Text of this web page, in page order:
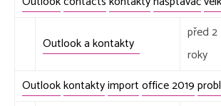
Outlook a kontakty
před 2
roky
Outlookkontaktyimportoffice 2019